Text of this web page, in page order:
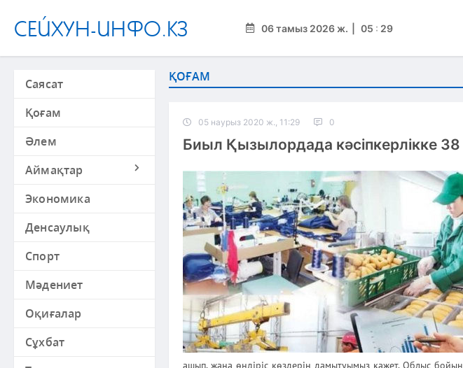
СЕЙХУН-ИНФО.КЗ 06 тамыз 2026 ж. 05 : 29
Саясат
Қоғам
Әлем
Аймақтар
Экономика
Денсаулық
Спорт
Мәдениет
Оқиғалар
Сұхбат
ҚОҒАМ
05 наурыз 2020 ж., 11:29 0
Биыл Қызылордада кәсіпкерлікке
ашып, жаңа өндіріс көздерін дамытуымыз қажет. Облыс